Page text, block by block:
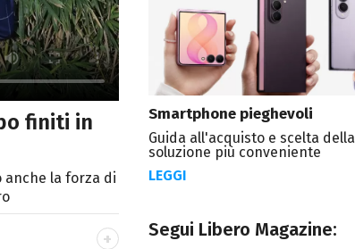
finiti in
la forza di
Smartphone pieghevoli
Guida all'acquisto e scelta della
soluzione più conveniente
LEGGI
Segui Libero Magazine: